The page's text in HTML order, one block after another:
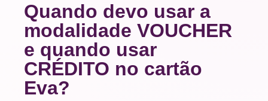
Quando devo usar a
modalidade VOUCHER
e quando usar
CRÉDITO no cartão
Eva?